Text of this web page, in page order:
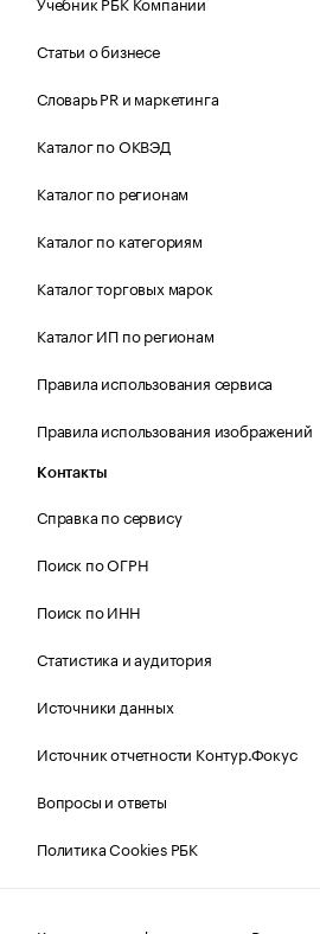
Статьи о бизнесе
Словарь PR и маркетинга
Каталог по ОКВЭД
Каталог по регионам
Каталог по категориям
Каталог торговых марок
Каталог ИП по регионам
Правила использования сервиса
Правила использования изображений
Контакты
Справка по сервису
Поиск по ОГРН
Поиск по ИНН
Статистика и аудитория
Источники данных
Источник отчетности Контур.Фокус
Вопросы и ответы
Политика Cookies РБК